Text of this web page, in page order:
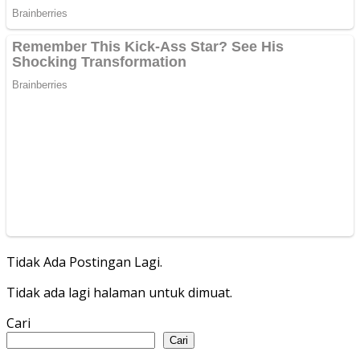
Tidak Ada Postingan Lagi.
Tidak ada lagi halaman untuk dimuat.
Cari
Cari